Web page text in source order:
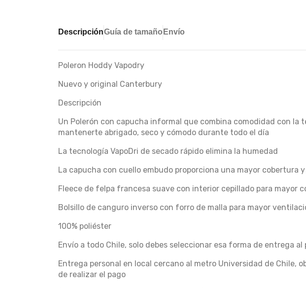
DescripciónGuía de tamaño Envío
Poleron Hoddy Vapodry
Nuevo y original Canterbury
Descripción
Un Polerón con capucha informal que combina comodidad con la
mantenerte abrigado, seco y cómodo durante todo el día
La tecnología VapoDri de secado rápido elimina la humedad
La capucha con cuello embudo proporciona una mayor cobertura
Fleece de felpa francesa suave con interior cepillado para mayor
Bolsillo de canguro inverso con forro de malla para mayor
100% poliéster
Envío a todo Chile, solo debes seleccionar esa forma de entrega al
Entrega personal en local cercano al metro Universidad de Chile,
de realizar el pago